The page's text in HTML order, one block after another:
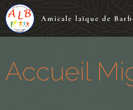
Amicale laïque de
Accueil